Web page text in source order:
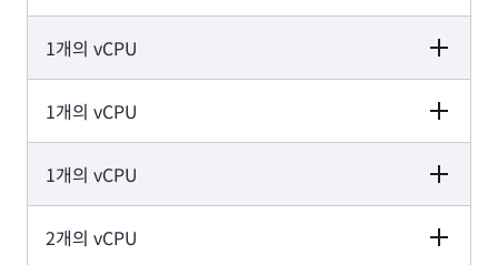
1GB
Memory values
1GB
1개의 vCPU
Memory values
2GB
1개의 vCPU
Memory values
3GB
1개의 vCPU
Memory values
2개의 vCPU